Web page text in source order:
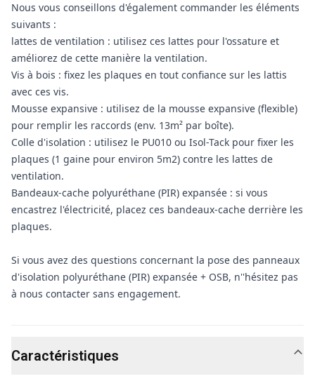
Nous vous conseillons d'également commander les éléments
suivants :
lattes de ventilation : utilisez ces lattes pour l'ossature et
améliorez de cette manière la ventilation.
Vis à bois : fixez les plaques en tout confiance sur les lattis
avec ces vis.
Mousse expansive : utilisez de la mousse expansive (flexible)
pour remplir les raccords (env. 13m² par boîte).
Colle d'isolation : utilisez le PU010 ou Isol-Tack pour fixer les
plaques (1 gaine pour environ 5m2) contre les lattes de
ventilation.
Bandeaux-cache polyuréthane (PIR) expansée : si vous
encastrez l'électricité, placez ces bandeaux-cache derrière les
plaques.
Si vous avez des questions concernant la pose des panneaux
d'isolation polyuréthane (PIR) expansée + OSB, n''hésitez pas
à nous contacter sans engagement.
Caractéristiques